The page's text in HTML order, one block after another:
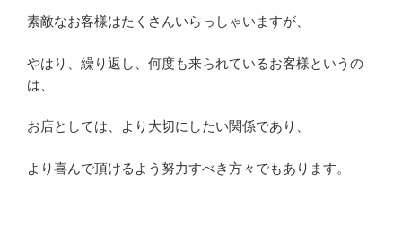
素敵なお客様はたくさんいらっしゃいますが、
やはり、繰り返し、何度も来られているお客様というの
は、
お店としては、より大切にしたい関係であり、
より喜んで頂けるよう努力すべき方々でもあります。